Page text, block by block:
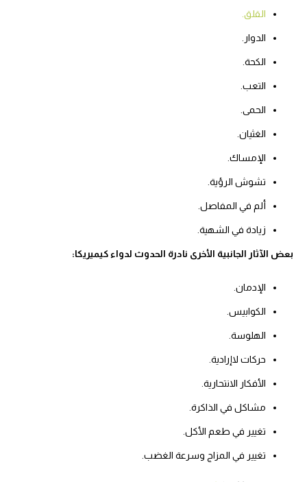
القلق.
الدوار.
الكحة.
التعب.
الحمى.
الغثيان.
الإمساك.
تشوش الرؤية.
ألم في المفاصل.
زيادة في الشهية.
بعض الآثار الجانبية الأخرى نادرة الحدوث لدواء كيميريكا:
الإدمان.
الكوابيس.
الهلوسة.
حركات لاإرادية.
الأفكار الانتحارية.
مشاكل في الذاكرة.
تغيير في طعم الأكل.
تغيير في المزاج وسرعة الغضب.